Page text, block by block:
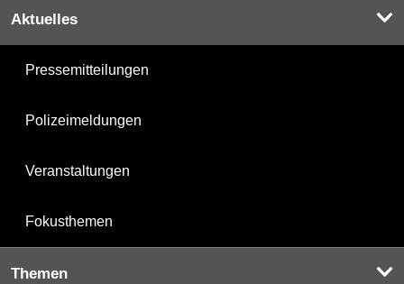
Aktuelles
Pressemitteilungen
Polizeimeldungen
Veranstaltungen
Fokusthemen
Themen